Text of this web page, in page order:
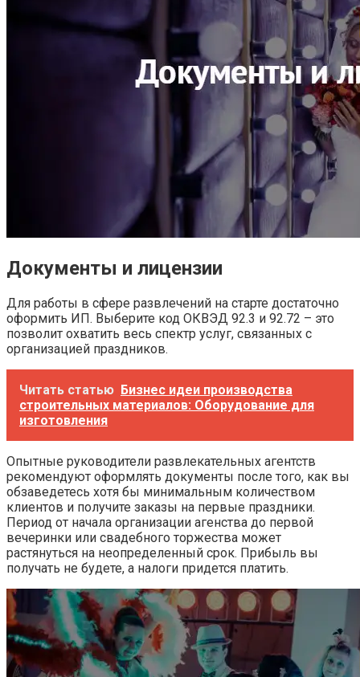
Документы и лицензии
Для работы в сфере развлечений на старте достаточно
оформить ИП. Выберите код ОКВЭД 92.3 и 92.72 – это
позволит охватить весь спектр услуг, связанных с
организацией праздников.
Читать статью Бизнес идеи производства
строительных материалов: Оборудование для
изготовления
Опытные руководители развлекательных агентств
рекомендуют оформлять документы после того, как вы
обзаведетесь хотя бы минимальным количеством
клиентов и получите заказы на первые праздники.
Период от начала организации агенства до первой
вечеринки или свадебного торжества может
растянуться на неопределенный срок. Прибыль вы
получать не будете, а налоги придется платить.